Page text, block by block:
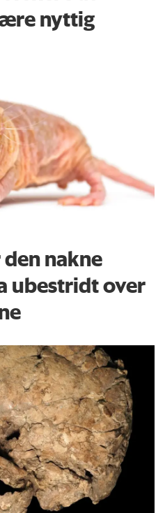
nyttig
nakne
ubestridt over